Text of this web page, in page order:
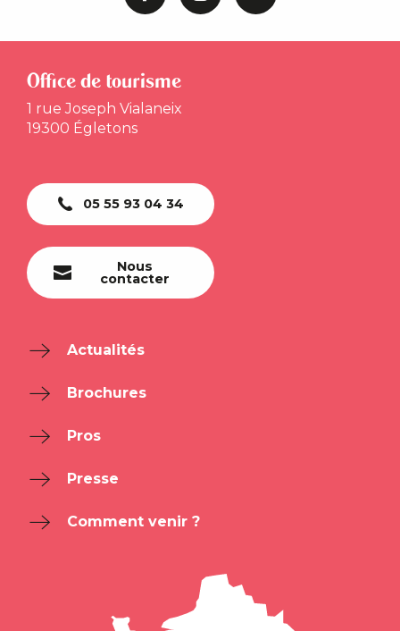
Office de tourisme
1 rue Joseph Vialaneix
19300 Égletons
05 55 93 04 34
Nous
contacter
Actualités
Brochures
Pros
Presse
Comment venir ?